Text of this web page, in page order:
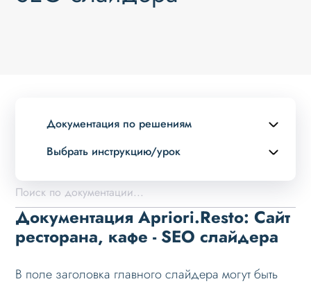
Документация по решениям
Выбрать инструкцию/урок
Описание курса
Возможности
Примеры страниц
Установка и обновление
Данные
Документация Apriori.Resto: Сайт
ресторана, кафе - SEO слайдера
В поле заголовка главного слайдера могут быть